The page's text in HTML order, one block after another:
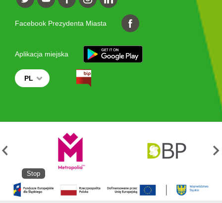
Facebook Prezydenta Miasta
Aplikacja miejska
PL
Stop